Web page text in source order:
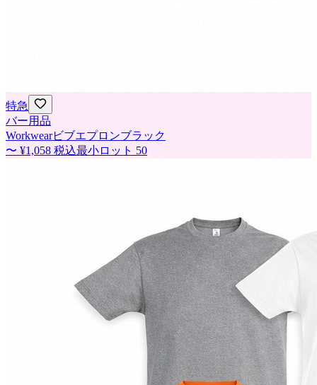
特急
バー用品
Workwearビブエプロンブラック
〜 ¥1,058 税込最小ロット 50